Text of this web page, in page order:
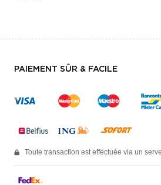
PAIEMENT SÛR & FACILE
Toute transaction est effectuée via un